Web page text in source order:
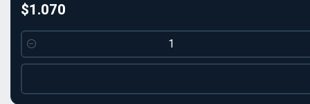
$1.070
Cantidad